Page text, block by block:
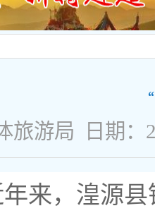
旅游局 日期
来，湟源县